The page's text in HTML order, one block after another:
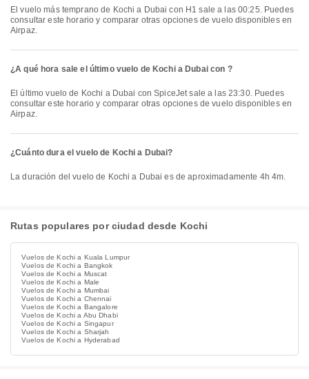
El vuelo más temprano de Kochi a Dubai con H1 sale a las 00:25. Puedes
consultar este horario y comparar otras opciones de vuelo disponibles en
Airpaz.
¿A qué hora sale el último vuelo de Kochi a Dubai con ?
El último vuelo de Kochi a Dubai con SpiceJet sale a las 23:30. Puedes
consultar este horario y comparar otras opciones de vuelo disponibles en
Airpaz.
¿Cuánto dura el vuelo de Kochi a Dubai?
La duración del vuelo de Kochi a Dubai es de aproximadamente 4h 4m.
Rutas populares por ciudad desde Kochi
Vuelos de Kochi a Kuala Lumpur
Vuelos de Kochi a Bangkok
Vuelos de Kochi a Muscat
Vuelos de Kochi a Male
Vuelos de Kochi a Mumbai
Vuelos de Kochi a Chennai
Vuelos de Kochi a Bangalore
Vuelos de Kochi a Abu Dhabi
Vuelos de Kochi a Singapur
Vuelos de Kochi a Sharjah
Vuelos de Kochi a Hyderabad